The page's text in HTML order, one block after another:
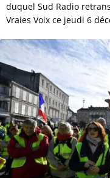
duquel Sud Radio
Vraies Voix ce jeudi 6